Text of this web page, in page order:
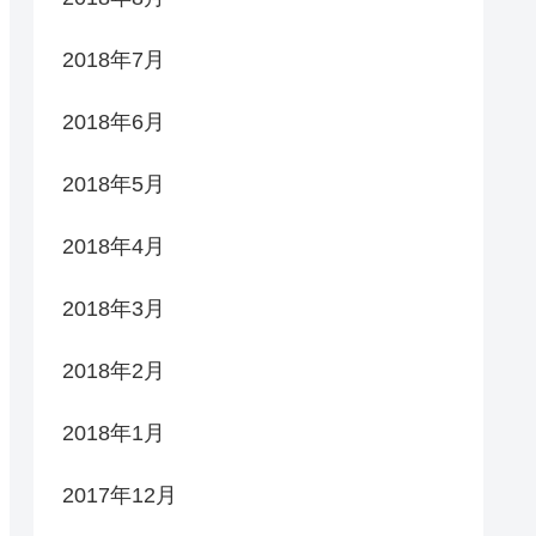
2018年7月
2018年6月
2018年5月
2018年4月
2018年3月
2018年2月
2018年1月
2017年12月